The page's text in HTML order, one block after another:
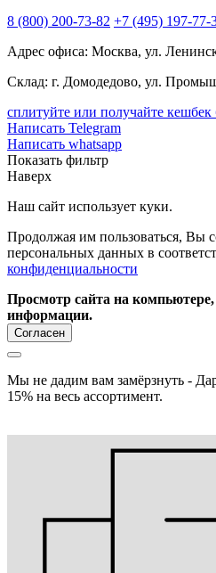
8 (800) 200-73-82 +7 (495) 197-77-
Адрес офиса: Москва, ул.
Склад: г. Домодедово, ул.
сплитуйте или получайте кешбек
Написать Telegram
Написать whatsapp
Показать фильтр
Наверх
Наш сайт использует куки.
Продолжая им пользоваться, Вы
персональных данных в
конфиденциальности
Просмотр сайта на
информации.
Согласен
Мы не дадим вам замёрзнуть -
15% на весь ассортимент.